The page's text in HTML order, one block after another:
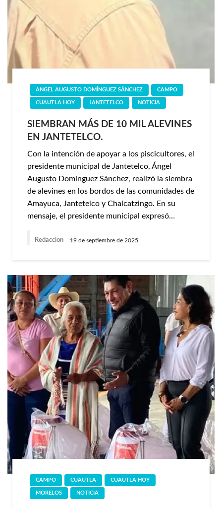
ANGEL AUGUSTO DOMÍNGUEZ SÁNCHEZ CAMPO
CUAUTLA HOY JANTETELCO NOTICIA
SIEMBRAN MÁS DE 10 MIL ALEVINES
EN JANTETELCO.
Con la intención de apoyar a los piscicultores, el
presidente municipal de Jantetelco, Ángel
Augusto Domínguez Sánchez, realizó la siembra
de alevines en los bordos de las comunidades de
Amayuca, Jantetelco y Chalcatzingo. En su
mensaje, el presidente municipal expresó…
Redaccion 19 de septiembre de 2025
CAMPO CUAUTLA CUAUTLA HOY
MORELOS NOTICIA